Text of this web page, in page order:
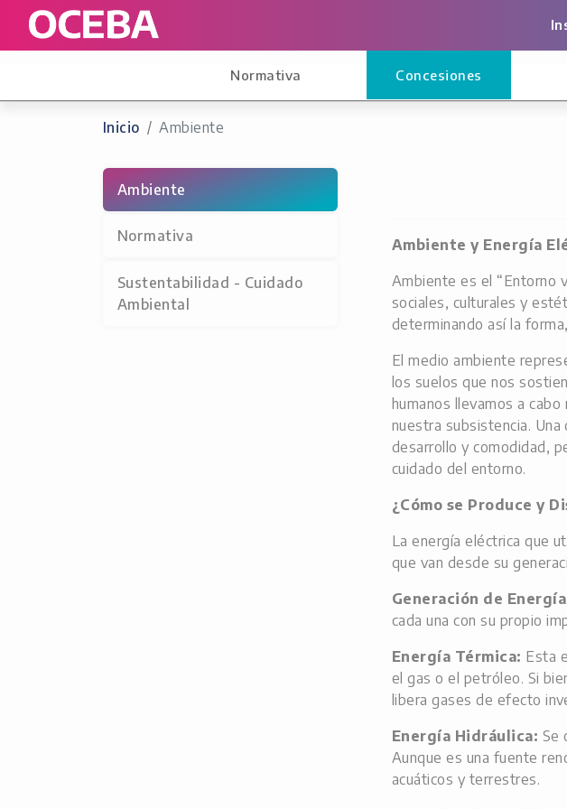
Normativa Concesiones
Inicio Ambiente
Ambiente
Normativa
Sustentabilidad - Cuidado
Ambiental
Ambiente y Energía
Ambiente es el “Entorno
sociales, culturales y
determinando así la
El medio ambiente
los suelos que nos
humanos llevamos a
nuestra subsistencia.
desarrollo y comodidad,
cuidado del entorno.
¿Cómo se Produce y
La energía eléctrica que
que van desde su
Generación de
cada una con su propio
Energía Térmica: Esta
el gas o el petróleo. Si
libera gases de efecto
Energía Hidráulica: Se
Aunque es una fuente
acuáticos y terrestres.